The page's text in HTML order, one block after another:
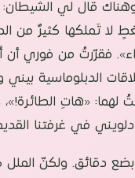
قال لي الشيطان:
لا تَملكها كثيرٌ من
فقرّرتُ من فوري
الدبلوماسية بيني
لهما: «هاتِ
دلويني في غرفتنا
دقائق. ولكنّ الملل